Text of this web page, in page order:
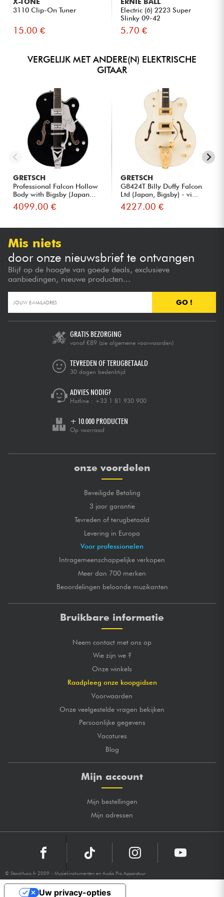
3110 Clip-On Tuner
15.00 €
Electric (6) 2223 Super
Slinky 09-42
5.70 €
VERGELIJK MET ANDERE(N) ELEKTRISCHE
GITAAR
GRETSCH
Professional Falcon Hollow
Body with Bigsby (Japan...
4099.00 €
GRETSCH
G8424T Billy Duffy Falcon
Ltd (Japan, Bigsby) - vi...
4227.00 €
Mis niets
door onze nieuwsbrief te ontvangen
Blijf op de hoogte van goede deals, exclusieve
aanbiedingen, nieuwe producten...
GO !
GRATIS BEZORGING
vanaf €89 (zie algemene voorwaarden)
TEVREDEN OF TERUGBETAALD
30 dagen bedenktijd
ADVIES NODIG?
Hotline : +33 1 81 930 900
+ 10.000 PRODUCTEN
Op voorraad
onze voordelen
Beveiligde Betaling
3 jaar garantie
Tevreden of terugbetaald
Levering in Europa
Voor professionelen
Intragemeenschappelijke verkopen
Meer dan 700 merken
Beoordelingen beloonde muzikanten
Bruikbare informatie
Neem contact met ons op
Wie zijn we ?
Onze winkels
Raadpleeg onze koopgidsen
Voorwaarden
Onze veelgestelde vragen bekijken
Persoonlijke gegevens
Vacatures
Blog
Mijn account
Mijn bestellingen
Mijn adressen
© StarsMusic.fr 2009 - Muziekinstrumenten en Audio Pro Apparatuur
Uw privacy-opties